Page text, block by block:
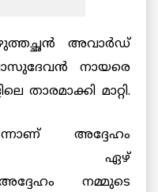
അവാര്‍ഡ്
നായരെ
താരമാക്കി മാറ്റി.
അദ്ദേഹം
ഏഴ്
നമ്മുടെ